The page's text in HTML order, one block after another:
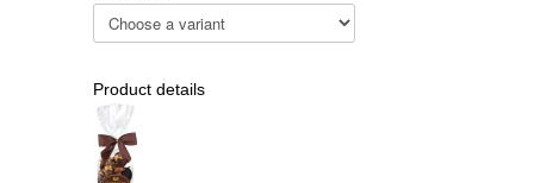
Product details